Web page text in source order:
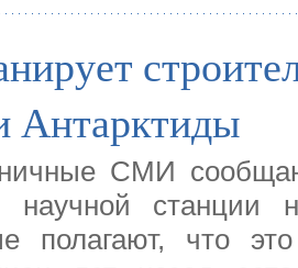
Антарктиды
СМИ
научной станции
полагают, что